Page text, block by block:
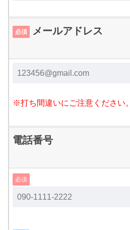
必須 メールアドレス
※打ち間違いにご注意ください。
電話番号
必須